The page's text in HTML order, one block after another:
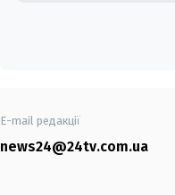
E-mail редакції
news24@24tv.com.ua